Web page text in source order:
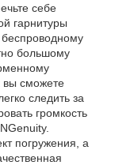
себе
гарнитуры
большому
вы сможете
следить за
громкость
погружения, а